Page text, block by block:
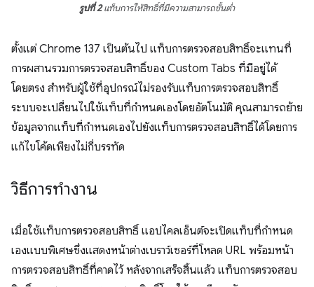
รูปที่ 2แท็บการให้สิทธิ์ที่มีความสามารถขั้นต่ำ
ตั้งแต่ Chrome 137 เป็นต้นไป แท็บการตรวจสอบสิทธิ์จะแทนที่
การผสานรวมการตรวจสอบสิทธิ์ของ Custom Tabs ที่มีอยู่ได้
โดยตรง สำหรับผู้ใช้ที่อุปกรณ์ไม่รองรับแท็บการตรวจสอบสิทธิ์
ระบบจะเปลี่ยนไปใช้แท็บที่กำหนดเองโดยอัตโนมัติ คุณสามารถย้าย
ข้อมูลจากแท็บที่กำหนดเองไปยังแท็บการตรวจสอบสิทธิ์ได้โดยการ
แก้ไขโค้ดเพียงไม่กี่บรรทัด
วิธีการทำงาน
เมื่อใช้แท็บการตรวจสอบสิทธิ์ แอปไคลเอ็นต์จะเปิดแท็บที่กำหนด
เองแบบพิเศษซึ่งแสดงหน้าต่างเบราว์เซอร์ที่โหลด URL พร้อมหน้า
การตรวจสอบสิทธิ์ที่คาดไว้ หลังจากเสร็จสิ้นแล้ว แท็บการตรวจสอบ